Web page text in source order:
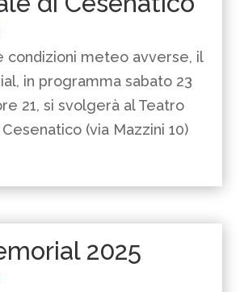
condizioni meteo avverse, il
in programma sabato 23
21, si svolgerà al Teatro
(via Mazzini 10)
2025